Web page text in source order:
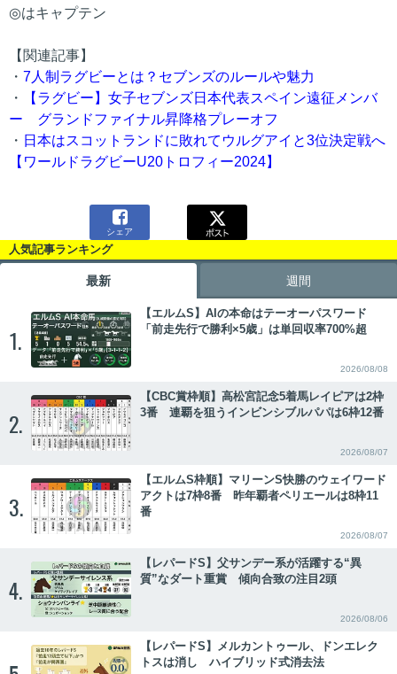
◎はキャプテン
【関連記事】
・ 7人制ラグビーとは？セブンズのルールや魅力
・
【ラグビー】女子セブンズ日本代表スペイン遠征メンバ
ー グランドファイナル昇降格プレーオフ
・ 日本はスコットランドに敗れてウルグアイと3位決定戦へ
【ワールドラグビーU20トロフィー2024】

シェア
人気記事ランキング
最新 週間
1.
【エルムS】AIの本命はテーオーパスワード
「前走先行で勝利×5歳」は単回収率700%超
2026/08/08
2.
【CBC賞枠順】高松宮記念5着馬レイピアは2枠
3番 連覇を狙うインビンシブルパパは6枠12番
2026/08/07
3.
【エルムS枠順】マリーンS快勝のウェイワード
アクトは7枠8番 昨年覇者ペリエールは8枠11
番
2026/08/07
4.
【レパードS】父サンデー系が活躍する“異
質”なダート重賞 傾向合致の注目2頭
2026/08/06
【レパードS】メルカントゥール、ドンエレク
トスは消し ハイブリッド式消去法